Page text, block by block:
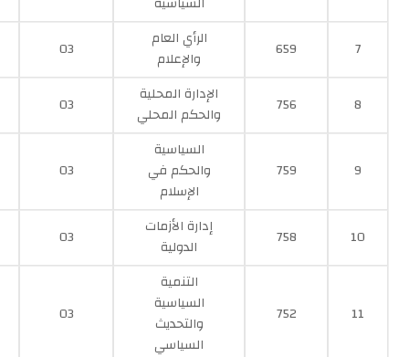
7
659
الرأي العام
والإعلام
03
8
756
الإدارة المحلية
والحكم المحلي
03
9
759
السياسية
والحكم في
الإسلام
03
10
758
إدارة الأزمات
الدولية
03
11
752
التنمية
السياسية
والتحديث
السياسي
03